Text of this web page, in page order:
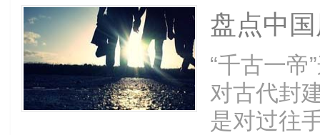
盘点中
“千古一帝
对古代封
是对过往